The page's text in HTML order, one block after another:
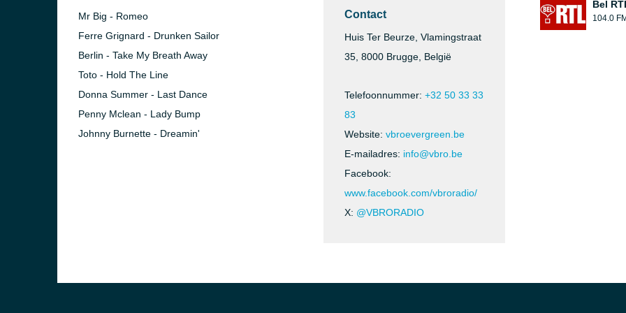
Mr Big - Romeo
Ferre Grignard - Drunken Sailor
Berlin - Take My Breath Away
Toto - Hold The Line
Donna Summer - Last Dance
Penny Mclean - Lady Bump
Johnny Burnette - Dreamin'
Contact
Huis Ter Beurze, Vlamingstraat
35, 8000 Brugge, België
Telefoonnummer: +32 50 33 33
83
Website: vbroevergreen.be
E-mailadres: info@vbro.be
Facebook:
www.facebook.com/vbroradio/
X: @VBRORADIO
Bel
104.0